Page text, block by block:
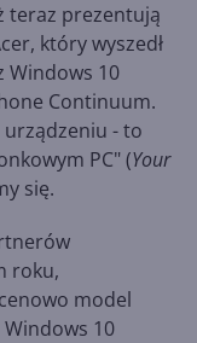
teraz prezentują
który wyszedł
Windows 10
Continuum.
urządzeniu - to
PC" (Your
się.
roku,
model
Windows 10